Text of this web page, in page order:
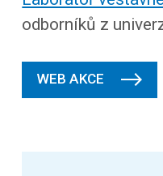
odborníků z
WEB AKCE